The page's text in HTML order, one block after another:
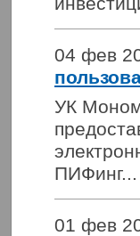
04 фев
УК
ПИФинг...
01 фев